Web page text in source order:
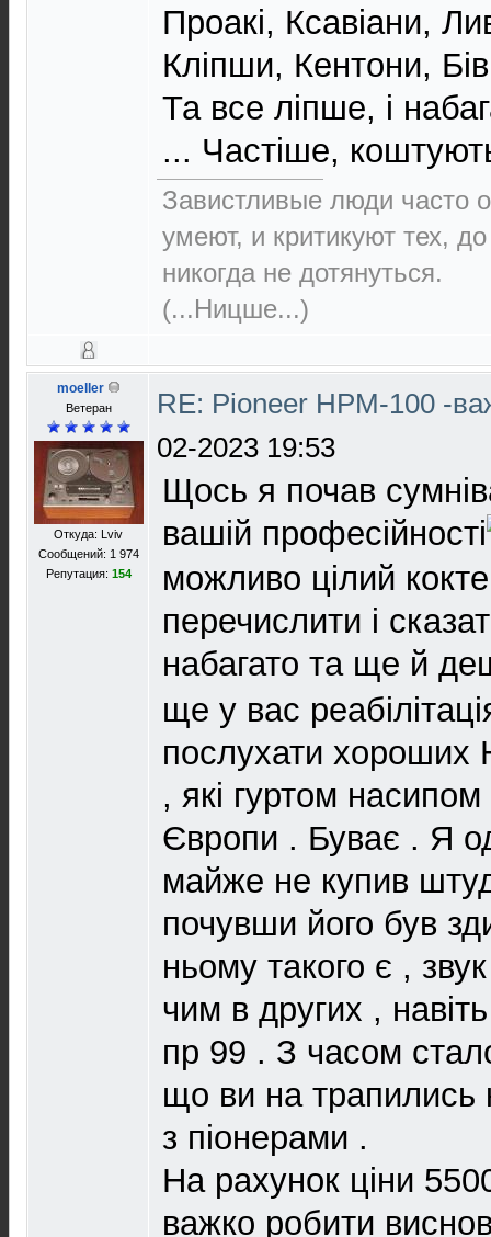
Проакі, Ксавіани,
Кліпши, Кентони,
Та все ліпше, і
... Частіше,
Завистливые люди часто
умеют, и критикуют тех,
никогда не дотянуться.
(...Ницше...)
moeller
Ветеран
Откуда: Lviv
Сообщений: 1 974
Репутация: 154
RE: Pioneer HPM-100 -
02-2023 19:53
Щось я почав
вашій професійності
можливо цілий
перечислити і
набагато та ще й
ще у вас
послухати хороших
, які гуртом
Європи . Буває . Я
майже не купив
почувши його був
ньому такого є ,
чим в других ,
пр 99 . З часом
що ви на трапились
з піонерами .
На рахунок ціни
важко робити